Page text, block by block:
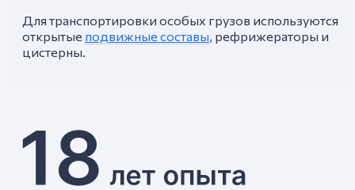
Для транспортировки особых грузов используются
открытые подвижные составы, рефрижераторы и
цистерны.